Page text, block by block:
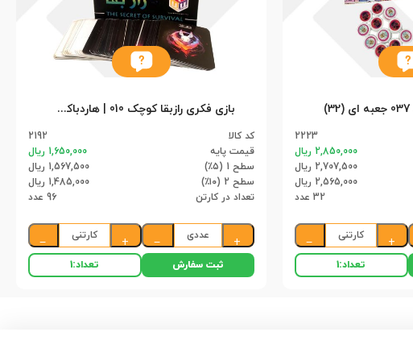
2223
2,850,000 ریال
2,707,500 ریال
2,565,000 ریال
32 عدد
+
کارتنی
−
تعداد:1
بازی فکری رازبقا کوچک 010 | هاردباکس (96)
کد کالا
2192
قیمت پایه
1,650,000 ریال
سطح 1 (۵٪)
1,567,500 ریال
سطح 2 (۱۰٪)
1,485,000 ریال
تعداد در کارتن
96 عدد
+
عددی
−
+
کارتنی
−
ثبت سفارش تعداد:1